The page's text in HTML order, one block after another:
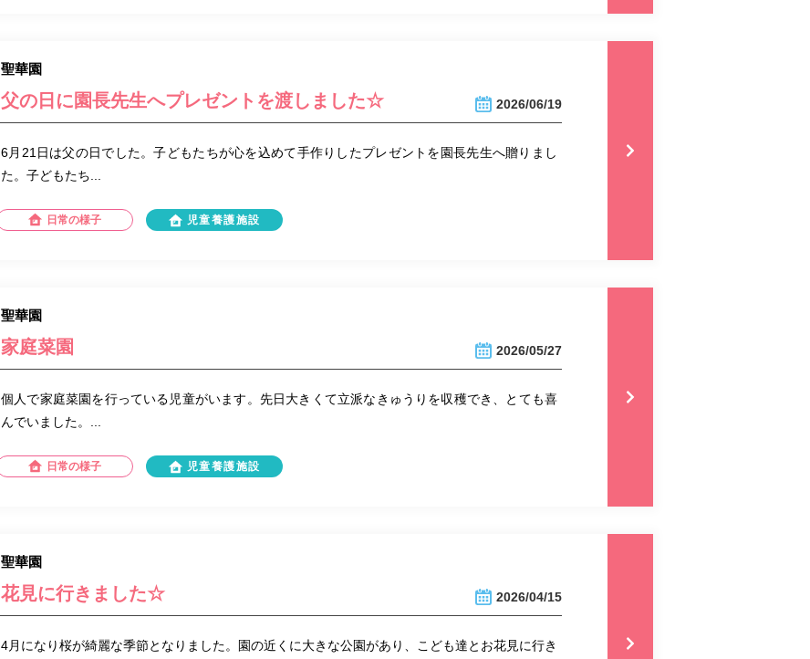
2026/06/19
聖華園
父の日に園長先生へプレゼントを渡しました☆
6月21日は父の日でした。子どもたちが心を込めて手作りしたプレゼントを園長先生へ贈りまし
た。子どもたち...
日常の様子 児童養護施設
2026/05/27
聖華園
家庭菜園
個人で家庭菜園を行っている児童がいます。先日大きくて立派なきゅうりを収穫でき、とても喜
んでいました。...
日常の様子 児童養護施設
2026/04/15
聖華園
花見に行きました☆
4月になり桜が綺麗な季節となりました。園の近くに大きな公園があり、こども達とお花見に行き